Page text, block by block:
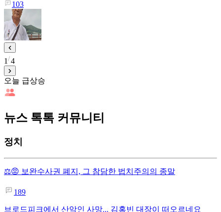
103
1 4
오늘 급상승
뉴스 톡톡 커뮤니티
정치
⚖️😡 보완수사권 폐지, 그 참담한 법치주의의 종말
189
브로드피크에서 산악인 사망... 김홍빈 대장이 떠오르네요